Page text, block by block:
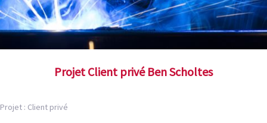
Projet Client privé Ben Scholtes
Projet : Client privé